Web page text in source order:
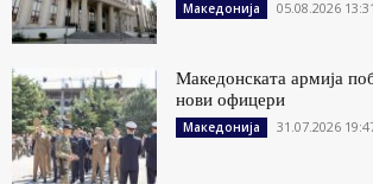
Македонија 05.08.2026 13:31
Македонската армија
нови офицери
Македонија 31.07.2026